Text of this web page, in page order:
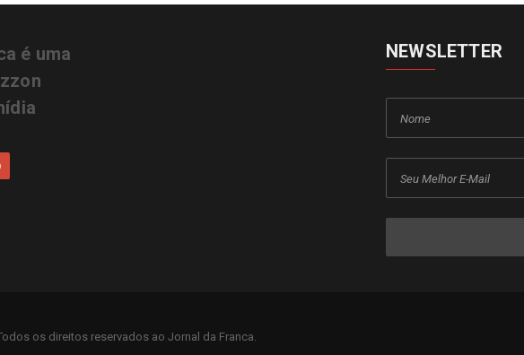
é uma
NEWSLETTER
os direitos reservados ao Jornal da Franca.